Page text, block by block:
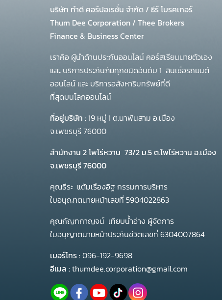
บริษัท ทำดี คอร์ปอเรชั่น จำกัด / ธีร์ โบรคเกอร์
Thum Dee Corporation / Thee Brokers
Finance & Business Center
เราคือ ผู้นำด้านประกันออนไลน์ คอร์สเรียนนายตัวเอง
และ บริการประกันภัยทุกชนิดอันดับ 1 สินเชื่อรถยนต์
ออนไลน์ และ บริการอสังหาริมทรัพย์ที่ดี
ที่สุดบนโลกออนไลน์
ที่อยู่บริษัท :19 หมู่ 1 ต.นาพันสาม อ.เมือง
จ.เพชรบุรี 76000
สำนักงาน 2 โพโร่หวาน 73/2 ม.5 ต.โพไร่หวาน อ.เมือง
จ.เพชรบุรี 76000
คุณธีระ แต้มเรืองอิฐ กรรมการบริหาร
ใบอนุญาตนายหน้าเลขที่ 5904022863
คุณกัญทกาญจน์ เทียบน้ำอ่าง ผู้จัดการ
ใบอนุญาตนายหน้าประกันชีวิตเลขที่ 6304007864
เบอร์โทร :096-192-9698
อีเมล :thumdee.corporation@gmail.com